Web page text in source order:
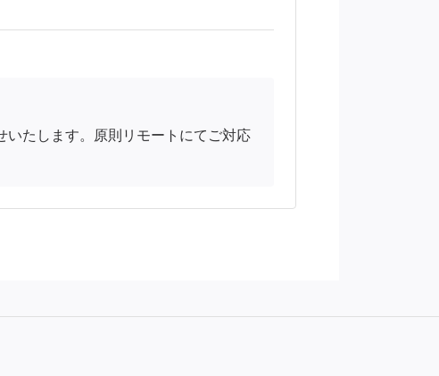
いたします。原則リモートにてご対応